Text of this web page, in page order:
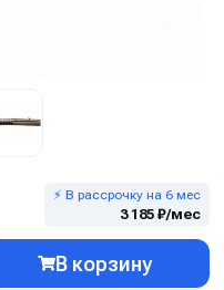
⚡ В рассрочку на 6 мес
3 185 ₽/мес
В корзину